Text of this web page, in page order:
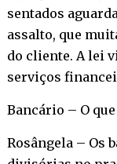
sentados
assalto, que
do cliente. A lei
serviços
Bancário – O
Rosângela – Os